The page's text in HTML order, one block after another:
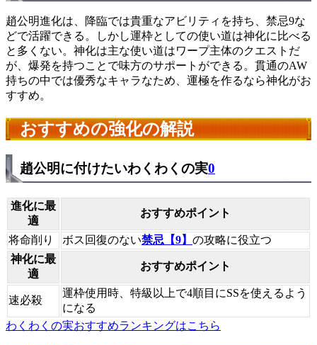
趙公明進化は、降臨では貴重なアビリティを持ち、禁忌9な
どで活躍できる。しかし運枠としての使い道は神化に比べる
と多くない。神化は主な使い道はワープ主体のクエストだ
が、爆発を持つことで味方のサポートができる。貫通のAW
持ちの中では優秀なキャラなため、運極を作るなら神化がお
すすめ。
おすすめの強化の解説
趙公明に付けたいわくわくの実0
進化に最
適
おすすめポイント
将命削り ボス回復のない禁忌【9】 の攻略に役立つ
神化に最
適
おすすめポイント
速必殺
運枠使用時、特級以上で4順目にSSを使えるよう
になる
わくわくの実おすすめランキングはこちら